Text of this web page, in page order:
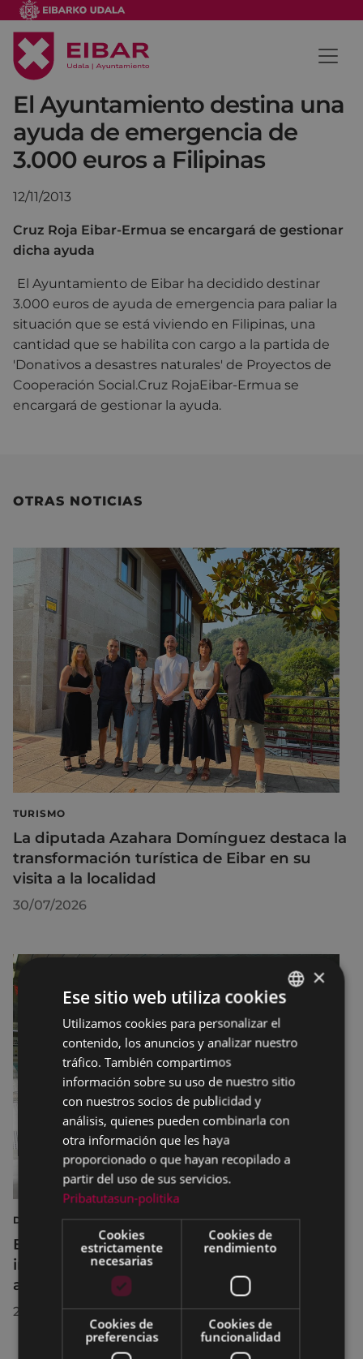
El Ayuntamiento destina una
ayuda de emergencia de
3.000 euros a Filipinas
12/11/2013
Cruz Roja Eibar-Ermua se encargará de gestionar
dicha ayuda
El Ayuntamiento de Eibar ha decidido destinar
3.000 euros de ayuda de emergencia para paliar la
situación que se está viviendo en Filipinas, una
cantidad que se habilita con cargo a la partida de
'Donativos a desastres naturales' de Proyectos de
Cooperación Social.Cruz RojaEibar-Ermua se
encargará de gestionar la ayuda.
OTRAS NOTICIAS
TURISMO
La diputada Azahara Domínguez destaca la
transformación turística de Eibar en su
visita a la localidad
30/07/2026
DEPORTES
Eibar adapta los horarios de sus
instalaciones deportivas durante el mes de
agosto para realizar mejoras
29/07/2026
BASQUE
SPANISH
×
Ese sitio web utiliza cookies
Utilizamos cookies para personalizar el
contenido, los anuncios y analizar nuestro
tráfico. También compartimos
información sobre su uso de nuestro sitio
con nuestros socios de publicidad y
análisis, quienes pueden combinarla con
otra información que les haya
proporcionado o que hayan recopilado a
partir del uso de sus servicios.
Pribatutasun-politika
Cookies
estrictamente
necesarias
Cookies de
rendimiento
Cookies de
preferencias
Cookies de
funcionalidad